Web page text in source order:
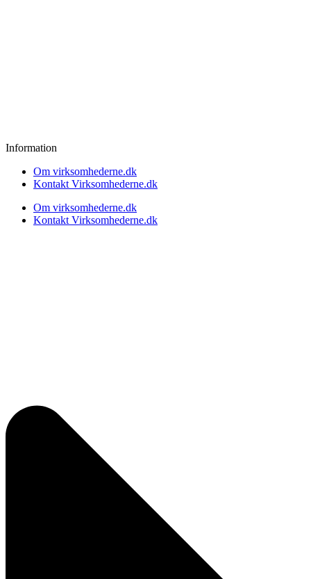
Information
Om virksomhederne.dk
Kontakt Virksomhederne.dk
Om virksomhederne.dk
Kontakt Virksomhederne.dk